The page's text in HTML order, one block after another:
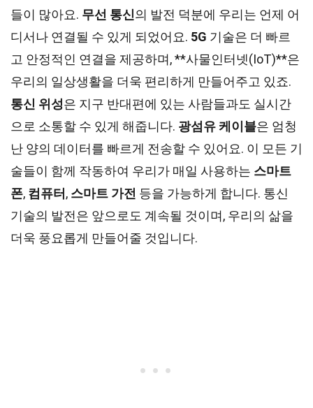
들이 많아요. 무선 통신의 발전 덕분에 우리는 언제 어
디서나 연결될 수 있게 되었어요. 5G 기술은 더 빠르
고 안정적인 연결을 제공하며, **사물인터넷(IoT)**은
우리의 일상생활을 더욱 편리하게 만들어주고 있죠.
통신 위성은 지구 반대편에 있는 사람들과도 실시간
으로 소통할 수 있게 해줍니다. 광섬유 케이블은 엄청
난 양의 데이터를 빠르게 전송할 수 있어요. 이 모든 기
술들이 함께 작동하여 우리가 매일 사용하는 스마트
폰, 컴퓨터 , 스마트 가전 등을 가능하게 합니다. 통신
기술의 발전은 앞으로도 계속될 것이며, 우리의 삶을
더욱 풍요롭게 만들어줄 것입니다.